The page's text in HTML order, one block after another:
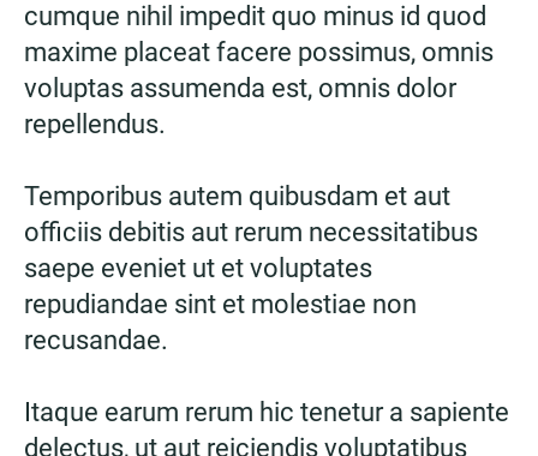
cumque nihil impedit quo minus id quod
maxime placeat facere possimus, omnis
voluptas assumenda est, omnis dolor
repellendus.
Temporibus autem quibusdam et aut
officiis debitis aut rerum necessitatibus
saepe eveniet ut et voluptates
repudiandae sint et molestiae non
recusandae.
Itaque earum rerum hic tenetur a sapiente
delectus, ut aut reiciendis voluptatibus